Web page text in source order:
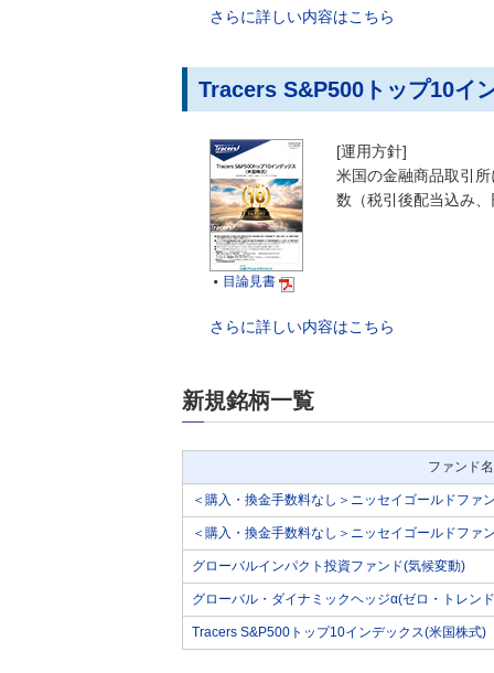
さらに詳しい内容はこちら
Tracers S&P500トップ10イ
 目論見書
[運用方針]
米国の金融商品取引
数（税引後配当込み
さらに詳しい内容はこちら
新規銘柄一覧
ファンド名
＜購入・換金手数料なし＞ニッセイゴールドファ
＜購入・換金手数料なし＞ニッセイゴールドファ
グローバルインパクト投資ファンド(気候変動)
グローバル・ダイナミックヘッジα(ゼロ・トレン
Tracers S&P500トップ10インデックス(米国株式)